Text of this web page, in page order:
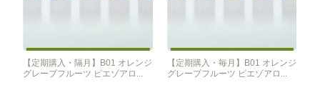
【定期購入・隔月】B01 オレンジ
グレープフルーツ ピエゾアロ...
【定期購入・毎月】B01 オレンジ
グレープフルーツ ピエゾアロ...